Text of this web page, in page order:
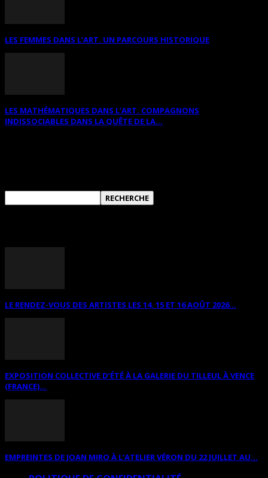
LES FEMMES DANS L’ART. UN PARCOURS HISTORIQUE
LES MATHÉMATIQUES DANS L’ART. COMPAGNONS
INDISSOCIABLES DANS LA QUÊTE DE LA...
LE RENDEZ-VOUS DES ARTISTES LES 14, 15 ET 16 AOÛT 2026...
EXPOSITION COLLECTIVE D’ÉTÉ À LA GALERIE DU TILLEUL À VENCE
(FRANCE)...
EMPREINTES DE JOAN MIRO À L’ATELIER VÉRON DU 22 JUILLET AU...